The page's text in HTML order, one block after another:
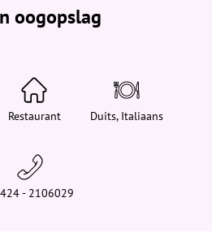
oogopslag
Restaurant Duits, Italiaans
- 2106029